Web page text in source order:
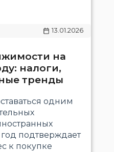
13.01.2026
на
налоги,
тренды
одним
подтверждает
к покупке